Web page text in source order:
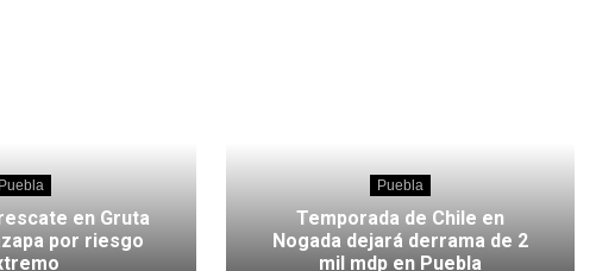
Puebla
en Gruta
por riesgo
Puebla
Temporada de Chile en
Nogada dejará derrama de 2
mil mdp en Puebla